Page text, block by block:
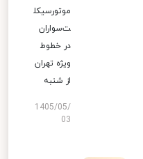
موتورسیکل
ت‌سواران
در خطوط
ویژه تهران
از شنبه
1405/05/
03